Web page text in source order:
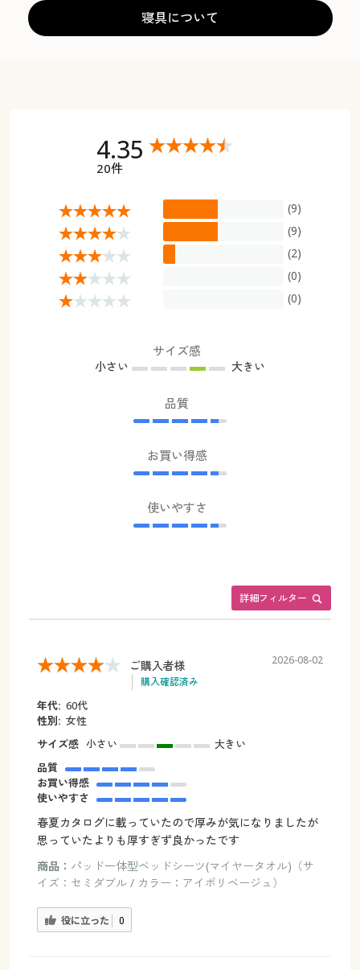
寝具について
4.35
20件
(9)
(9)
(2)
(0)
(0)
サイズ感
小さい 大きい
品質
お買い得感
使いやすさ
詳細フィルター
ご購入者様
購入確認済み
2026-08-02
年代: 60代
性別: 女性
サイズ感 小さい
大きい
品質
お買い得感
使いやすさ
春夏カタログに載っていたので厚みが気になりましたが
思っていたよりも厚すぎず良かったです
商品： パッド一体型ベッドシーツ(マイヤータオル)（サ
イズ：セミダブル / カラー：アイボリベージュ）
役に立った 0